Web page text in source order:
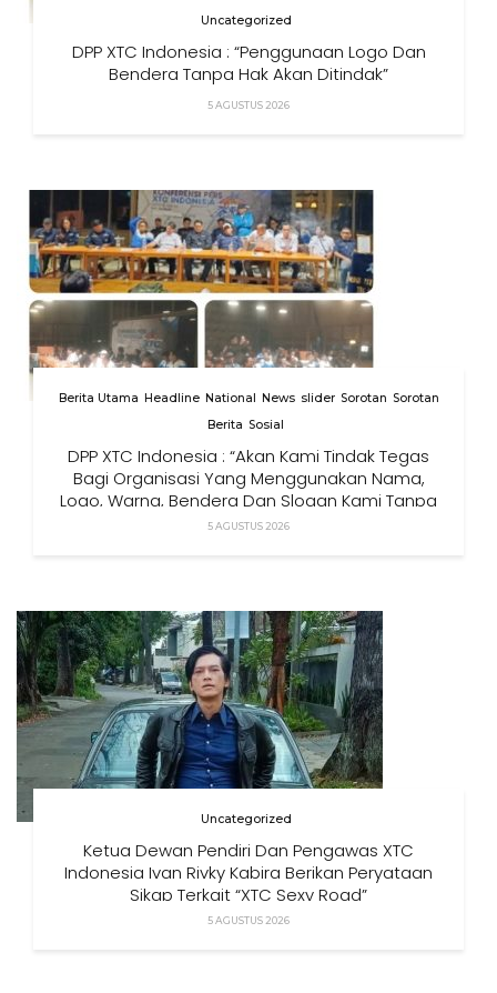
Uncategorized
DPP XTC Indonesia : “Penggunaan Logo Dan
Bendera Tanpa Hak Akan Ditindak”
5 AGUSTUS 2026
Berita Utama Headline National News slider Sorotan Sorotan
Berita Sosial
DPP XTC Indonesia : “Akan Kami Tindak Tegas
Bagi Organisasi Yang Menggunakan Nama,
Logo, Warna, Bendera Dan Slogan Kami Tanpa
Izin”
5 AGUSTUS 2026
Uncategorized
Ketua Dewan Pendiri Dan Pengawas XTC
Indonesia Ivan Rivky Kabira Berikan Peryataan
Sikap Terkait “XTC Sexy Road”
5 AGUSTUS 2026